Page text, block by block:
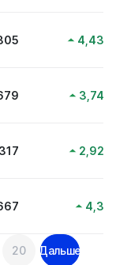
4,43
3,74
2,92
4,3
20 Дальше